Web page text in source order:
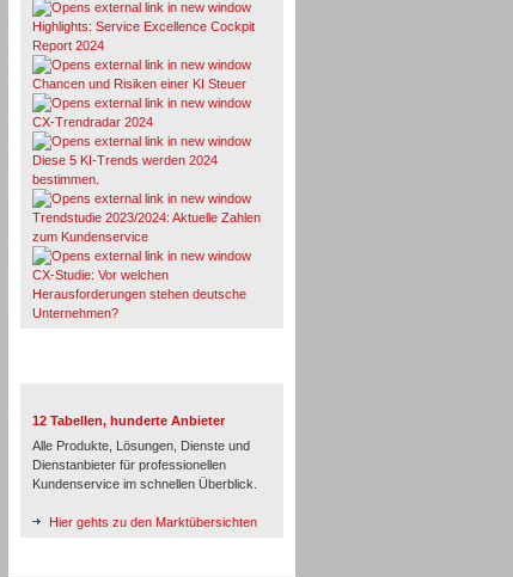
Highlights: Service Excellence Cockpit
Report 2024
Chancen und Risiken einer KI Steuer
CX-Trendradar 2024
Diese 5 KI-Trends werden 2024
bestimmen.
Trendstudie 2023/2024: Aktuelle Zahlen
zum Kundenservice
CX-Studie: Vor welchen
Herausforderungen stehen deutsche
Unternehmen?
12 Tabellen, hunderte Anbieter
Alle Produkte, Lösungen, Dienste und
Dienstanbieter für professionellen
Kundenservice im schnellen Überblick.
Hier gehts zu den Marktübersichten